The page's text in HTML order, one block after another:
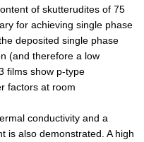
of skutterudites of 75
for achieving single phase
deposited single phase
(and therefore a low
films show p-type
factors at room
conductivity and a
is also demonstrated. A high